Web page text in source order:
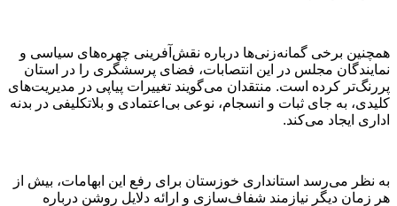
همچنین برخی گمانه‌زنی‌ها درباره نقش‌آفرینی چهره‌های سیاسی و
نمایندگان مجلس در این انتصابات، فضای پرسشگری را در استان
پررنگ‌تر کرده است. منتقدان می‌گویند تغییرات پیاپی در مدیریت‌های
کلیدی، به جای ثبات و انسجام، نوعی بی‌اعتمادی و بلاتکلیفی در بدنه
اداری ایجاد می‌کند.
به نظر می‌رسد استانداری خوزستان برای رفع این ابهامات، بیش از
هر زمان دیگر نیازمند شفاف‌سازی و ارائه دلایل روشن درباره